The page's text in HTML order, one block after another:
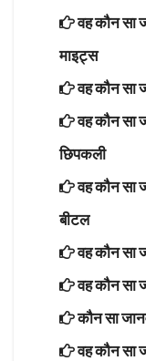
वह कौन सा
माइट्स
वह कौन सा
वह कौन सा
छिपकली
वह कौन सा
बीटल
वह कौन सा
वह कौन सा
कौन सा
वह कौन सा